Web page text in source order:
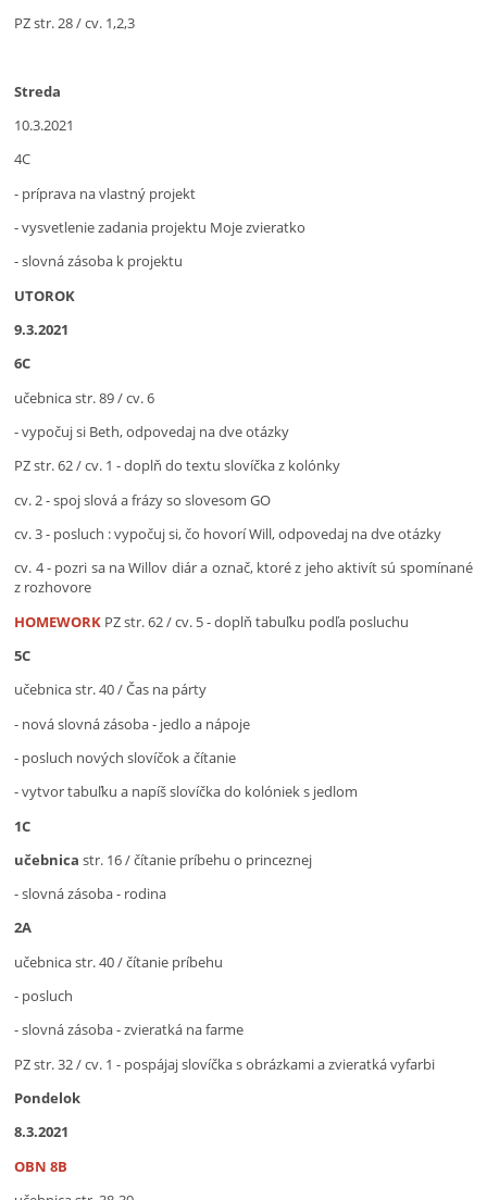
PZ str. 28 / cv. 1,2,3
Streda
10.3.2021
4C
- príprava na vlastný projekt
- vysvetlenie zadania projektu Moje zvieratko
- slovná zásoba k projektu
UTOROK
9.3.2021
6C
učebnica str. 89 / cv. 6
- vypočuj si Beth, odpovedaj na dve otázky
PZ str. 62 / cv. 1 - doplň do textu slovíčka z kolónky
cv. 2 - spoj slová a frázy so slovesom GO
cv. 3 - posluch : vypočuj si, čo hovorí Will, odpovedaj na dve otázky
cv. 4 - pozri sa na Willov diár a označ, ktoré z jeho aktivít sú spomínané
z rozhovore
HOMEWORK PZ str. 62 / cv. 5 - doplň tabuľku podľa posluchu
5C
učebnica str. 40 / Čas na párty
- nová slovná zásoba - jedlo a nápoje
- posluch nových slovíčok a čítanie
- vytvor tabuľku a napíš slovíčka do kolóniek s jedlom
1C
učebnica str. 16 / čítanie príbehu o princeznej
- slovná zásoba - rodina
2A
učebnica str. 40 / čítanie príbehu
- posluch
- slovná zásoba - zvieratká na farme
PZ str. 32 / cv. 1 - pospájaj slovíčka s obrázkami a zvieratká vyfarbi
Pondelok
8.3.2021
OBN 8B